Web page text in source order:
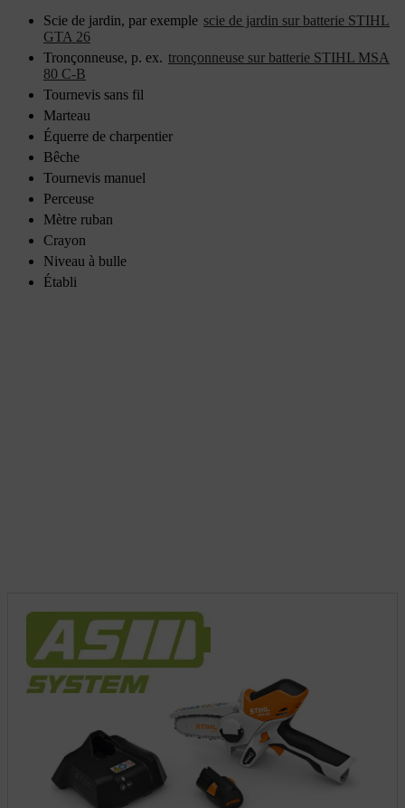
Scie de jardin, par exemple scie de jardin sur batterie STIHL
GTA 26
Tronçonneuse, p. ex. tronçonneuse sur batterie STIHL MSA
80 C-B
Tournevis sans fil
Marteau
Équerre de charpentier
Bêche
Tournevis manuel
Perceuse
Mètre ruban
Crayon
Niveau à bulle
Établi